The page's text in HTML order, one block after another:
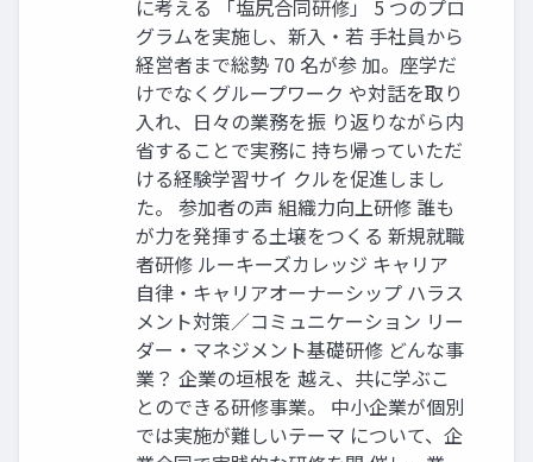
に考える 「塩尻合同研修」 5 つのプロ
グラムを実施し、新入・若 手社員から
経営者まで総勢 70 名が参 加。座学だ
けでなくグループワーク や対話を取り
入れ、日々の業務を振 り返りながら内
省することで実務に 持ち帰っていただ
ける経験学習サイ クルを促進しまし
た。 参加者の声 組織力向上研修 誰も
が力を発揮する土壌をつくる 新規就職
者研修 ルーキーズカレッジ キャリア
自律・キャリアオーナーシップ ハラス
メント対策／コミュニケーション リー
ダー・マネジメント基礎研修 どんな事
業？ 企業の垣根を 越え、共に学ぶこ
とのできる研修事業。 中小企業が個別
では実施が難しいテーマ について、企